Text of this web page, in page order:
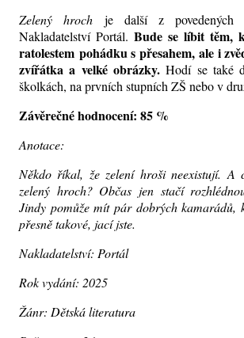
Zelený hroch je další z povedených
Nakladatelství Portál. Bude se líbit těm,
ratolestem pohádku s přesahem, ale i
zvířátka a velké obrázky. Hodí se také
školkách, na prvních stupních ZŠ nebo v
Závěrečné hodnocení: 85 %
Anotace:
Někdo říkal, že zelení hroši neexistují.
zelený hroch? Občas jen stačí
Jindy pomůže mít pár dobrých
přesně takové, jací jste.
Nakladatelství: Portál
Rok vydání: 2025
Žánr: Dětská literatura